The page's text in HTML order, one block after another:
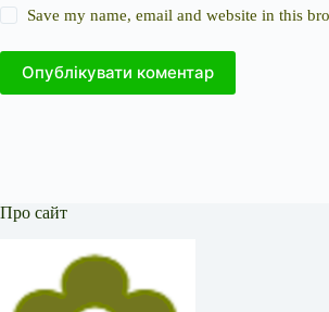
Save my name, email and website in this
Опублікувати коментар
Про сайт